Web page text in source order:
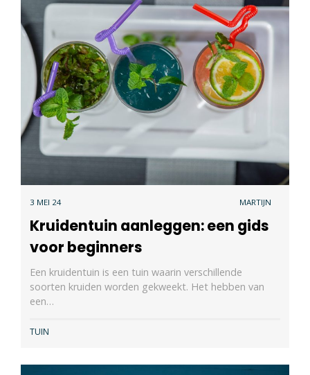
3 MEI 24 MARTIJN
Kruidentuin aanleggen: een gids
voor beginners
Een kruidentuin is een tuin waarin verschillende
soorten kruiden worden gekweekt. Het hebben van
een…
TUIN